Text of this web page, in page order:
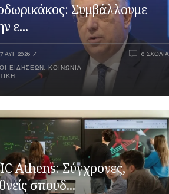
Συμβάλλουμε
ε...
ΑΥΓ 2026
ΕΙΔΉΣΕΩΝ ΚΟΙΝΩΝΊΑ
0 ΣΧΌΛΙΑ
Athens: Σύγχρονες,
σπουδ...